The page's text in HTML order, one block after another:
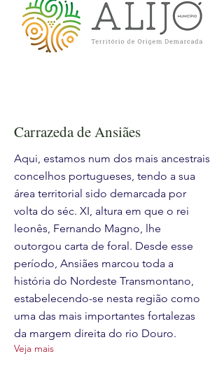
Carrazeda de Ansiães
Aqui, estamos num dos mais ancestrais
concelhos portugueses, tendo a sua
área territorial sido demarcada por
volta do séc. XI, altura em que o rei
leonês, Fernando Magno, lhe
outorgou carta de foral. Desde esse
período, Ansiães marcou toda a
história do Nordeste Transmontano,
estabelecendo-se nesta região como
uma das mais importantes fortalezas
da margem direita do rio Douro.
Veja mais